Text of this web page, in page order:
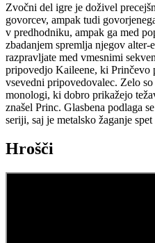
Zvočni del igre je doživel
govorcev, ampak tudi
v predhodniku, ampak ga med
zbadanjem spremlja njegov alter-
razpravljate med vmesnimi
pripovedjo Kaileene, ki Prinčevo
vsevedni pripovedovalec. Zelo
monologi, ki dobro prikažejo
znašel Princ. Glasbena podlaga
seriji, saj je metalsko žaganje
Hrošči